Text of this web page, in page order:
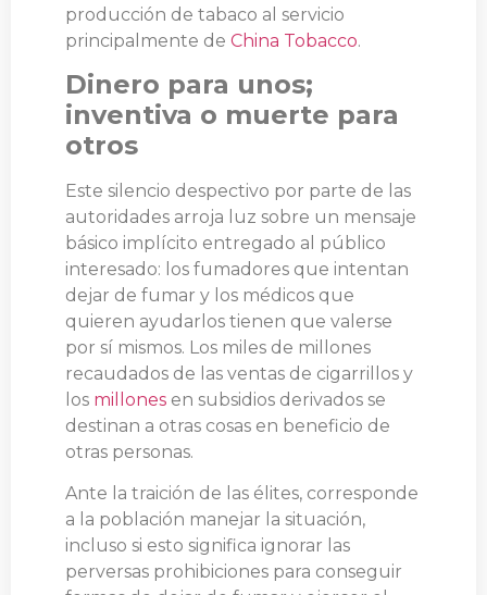
producción de tabaco al servicio
principalmente de China Tobacco.
Dinero para unos;
inventiva o muerte para
otros
Este silencio despectivo por parte de las
autoridades arroja luz sobre un mensaje
básico implícito entregado al público
interesado: los fumadores que intentan
dejar de fumar y los médicos que
quieren ayudarlos tienen que valerse
por sí mismos. Los miles de millones
recaudados de las ventas de cigarrillos y
los millones en subsidios derivados se
destinan a otras cosas en beneficio de
otras personas.
Ante la traición de las élites, corresponde
a la población manejar la situación,
incluso si esto significa ignorar las
perversas prohibiciones para conseguir